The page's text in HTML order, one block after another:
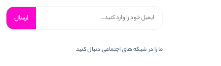
ارسال
ما را در شبكه های اجتماعی دنبال کنید